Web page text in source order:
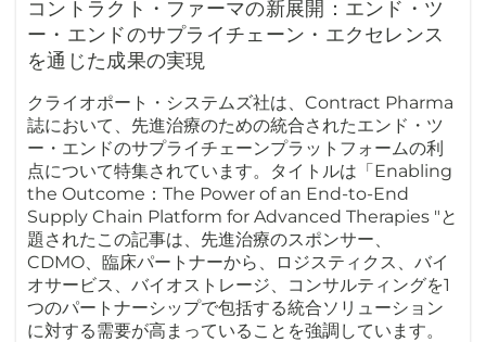
コントラクト・ファーマの新展開：エンド・ツ
ー・エンドのサプライチェーン・エクセレンス
を通じた成果の実現
クライオポート・システムズ社は、Contract Pharma
誌において、先進治療のための統合されたエンド・ツ
ー・エンドのサプライチェーンプラットフォームの利
点について特集されています。タイトルは「Enabling
the Outcome：The Power of an End-to-End
Supply Chain Platform for Advanced Therapies "と
題されたこの記事は、先進治療のスポンサー、
CDMO、臨床パートナーから、ロジスティクス、バイ
オサービス、バイオストレージ、コンサルティングを1
つのパートナーシップで包括する統合ソリューション
に対する需要が高まっていることを強調しています。